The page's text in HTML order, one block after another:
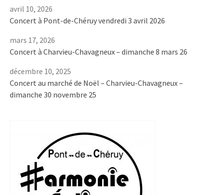
Concert à Pont-de-Chéruy vendredi 3 avril 2026
avril 10, 2026
Concert à Charvieu-Chavagneux – dimanche 8 mars 26
mars 17, 2026
Concert au marché de Noël – Charvieu-Chavagneux –
dimanche 30 novembre 25
décembre 10, 2025